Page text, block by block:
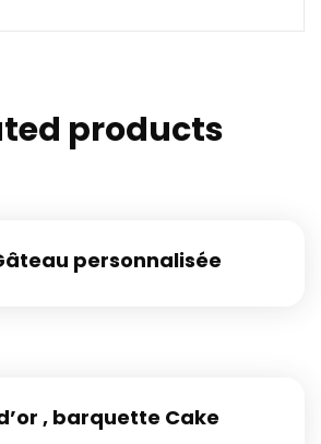
products
personnalisée
, barquette Cake